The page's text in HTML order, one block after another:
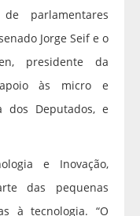
parlamentares
Jorge Seif e o
presidente da
às micro e
dos Deputados, e
e Inovação,
das pequenas
à tecnologia. “O